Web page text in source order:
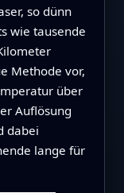
so dünn
wie tausende
Methode vor,
über
Auflösung
dabei
lange für